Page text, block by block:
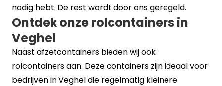
nodig hebt. De rest wordt door ons geregeld.
Ontdek onze rolcontainers in
Veghel
Naast afzetcontainers bieden wij ook
rolcontainersaan. Deze containers zijn ideaal voor
bedrijven in Veghel die regelmatig kleinere